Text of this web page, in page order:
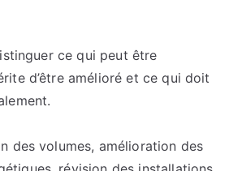
ce qui peut être
d’être amélioré et ce qui doit
des volumes, amélioration des